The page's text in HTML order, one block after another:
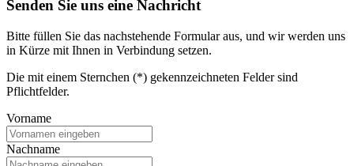
Senden Sie uns eine Nachricht
Bitte füllen Sie das nachstehende Formular aus, und wir werden uns
in Kürze mit Ihnen in Verbindung setzen.
Die mit einem Sternchen (*) gekennzeichneten Felder sind
Pflichtfelder.
Vorname
Nachname